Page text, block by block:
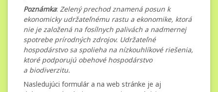
Poznámka: Zelený prechod znamená posun k
ekonomicky udržateľnému rastu a ekonomike, ktorá
nie je založená na fosílnych palivách a nadmernej
spotrebe prírodných zdrojov. Udržateľné
hospodárstvo sa spolieha na nízkouhlíkové riešenia,
ktoré podporujú obehové hospodárstvo
a biodiverzitu.
Nasledujúci formulár a na web stránke je aj